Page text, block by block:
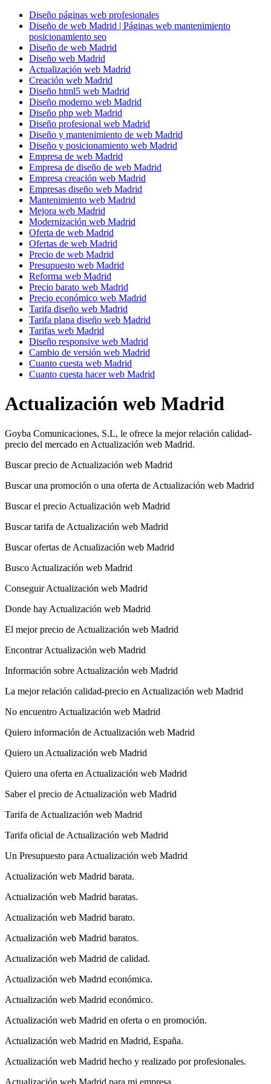
Diseño páginas web profesionales
Diseño de web Madrid | Páginas web mantenimiento
posicionamiento seo
Diseño de web Madrid
Diseño web Madrid
Actualización web Madrid
Creación web Madrid
Diseño html5 web Madrid
Diseño moderno web Madrid
Diseño php web Madrid
Diseño profesional web Madrid
Diseño y mantenimiento de web Madrid
Diseño y posicionamiento web Madrid
Empresa de web Madrid
Empresa de diseño de web Madrid
Empresa creación web Madrid
Empresas diseño web Madrid
Mantenimiento web Madrid
Mejora web Madrid
Modernización web Madrid
Oferta de web Madrid
Ofertas de web Madrid
Precio de web Madrid
Presupuesto web Madrid
Reforma web Madrid
Precio barato web Madrid
Precio económico web Madrid
Tarifa diseño web Madrid
Tarifa plana diseño web Madrid
Tarifas web Madrid
Diseño responsive web Madrid
Cambio de versión web Madrid
Cuanto cuesta web Madrid
Cuanto cuesta hacer web Madrid
Actualización web Madrid
Goyba Comunicaciones, S.L, le ofrece la mejor relación calidad-
precio del mercado en Actualización web Madrid.
Buscar precio de Actualización web Madrid
Buscar una promoción o una oferta de Actualización web Madrid
Buscar el precio Actualización web Madrid
Buscar tarifa de Actualización web Madrid
Buscar ofertas de Actualización web Madrid
Busco Actualización web Madrid
Conseguir Actualización web Madrid
Donde hay Actualización web Madrid
El mejor precio de Actualización web Madrid
Encontrar Actualización web Madrid
Información sobre Actualización web Madrid
La mejor relación calidad-precio en Actualización web Madrid
No encuentro Actualización web Madrid
Quiero información de Actualización web Madrid
Quiero un Actualización web Madrid
Quiero una oferta en Actualización web Madrid
Saber el precio de Actualización web Madrid
Tarifa de Actualización web Madrid
Tarifa oficial de Actualización web Madrid
Un Presupuesto para Actualización web Madrid
Actualización web Madrid barata.
Actualización web Madrid baratas.
Actualización web Madrid barato.
Actualización web Madrid baratos.
Actualización web Madrid de calidad.
Actualización web Madrid económica.
Actualización web Madrid económico.
Actualización web Madrid en oferta o en promoción.
Actualización web Madrid en Madrid, España.
Actualización web Madrid hecho y realizado por profesionales.
Actualización web Madrid para mi empresa.